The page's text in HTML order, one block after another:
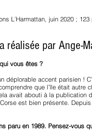
L’Harmattan, juin 2020 ;
par Ange-
vous êtes ?
déplorable accent parisien !
que l’île était autre
avait abouti à la
est bien présente.
en 1989. Pensez-vous